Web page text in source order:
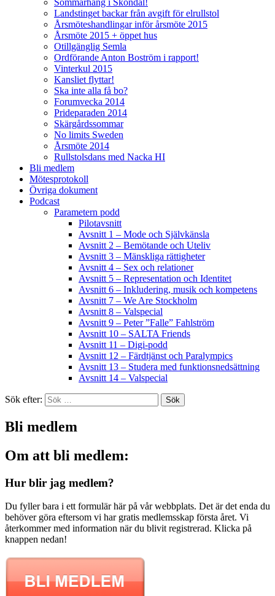
Landstinget backar från avgift för elrullstol
Årsmöteshandlingar inför årsmöte 2015
Årsmöte 2015 + öppet hus
Otillgänglig Semla
Ordförande Anton Boström i rapport!
Vinterkul 2015
Kansliet flyttar!
Ska inte alla få bo?
Forumvecka 2014
Prideparaden 2014
Skärgårdssommar
No limits Sweden
Årsmöte 2014
Rullstolsdans med Nacka HI
Bli medlem
Mötesprotokoll
Övriga dokument
Podcast
Parametern podd
Pilotavsnitt
Avsnitt 1 – Mode och Självkänsla
Avsnitt 2 – Bemötande och Uteliv
Avsnitt 3 – Mänskliga rättigheter
Avsnitt 4 – Sex och relationer
Avsnitt 5 – Representation och Identitet
Avsnitt 6 – Inkludering, musik och kompetens
Avsnitt 7 – We Are Stockholm
Avsnitt 8 – Valspecial
Avsnitt 9 – Peter ”Falle” Fahlström
Avsnitt 10 – SALTA Friends
Avsnitt 11 – Digi-podd
Avsnitt 12 – Färdtjänst och Paralympics
Avsnitt 13 – Studera med funktionsnedsättning
Avsnitt 14 – Valspecial
Sök efter:
Bli medlem
Om att bli medlem:
Hur blir jag medlem?
Du fyller bara i ett formulär här på vår webbplats. Det är det enda du
behöver göra eftersom vi har gratis medlemsskap första året. Vi
återkommer med information när du blivit registrerad. Klicka på
knappen nedan!